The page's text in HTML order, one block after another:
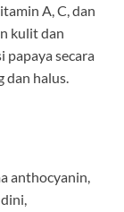
A, C, dan
kulit dan
papaya secara
dan halus.
anthocyanin,